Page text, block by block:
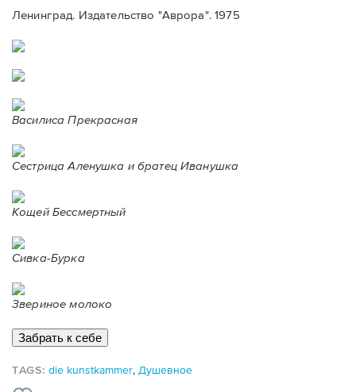
Ленинград. Издательство "Аврора". 1975
Василиса Прекрасная
Сестрица Аленушка и братец Иванушка
Кощей Бессмертный
Сивка-Бурка
Звериное молоко
TAGS:die kunstkammer, Душевное